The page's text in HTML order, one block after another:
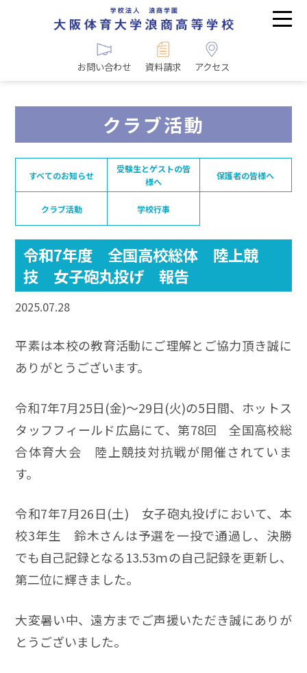
お問い合わせ 資料請求 アクセス
クラブ活動
すべてのお知らせ
受験生とゲストの皆
様へ
保護者の皆様へ
クラブ活動 学校行事
令和7年度 全国高校総体 陸上競
技 女子砲丸投げ 報告
2025.07.28
平素は本校の教育活動にご理解とご協力頂き誠に
ありがとうございます。
令和7年7月25日(金)～29日(火)の5日間、ホットス
タッフフィールド広島にて、第78回 全国高校総
合体育大会 陸上競技対抗戦が開催されていま
す。
令和7年7月26日(土) 女子砲丸投げにおいて、本
校3年生 鈴木さんは予選を一投で通過し、決勝
でも自己記録となる13.53ｍの自己記録を更新し、
第二位に輝きました。
大変暑い中、遠方までご声援いただき誠にありが
とうございました。